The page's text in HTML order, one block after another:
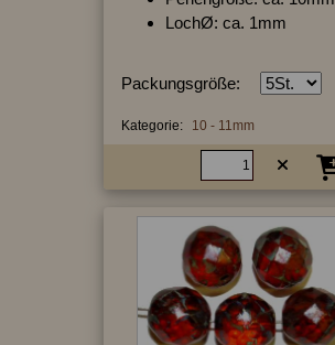
LochØ: ca. 1mm
Packungsgröße:
Kategorie: 10 - 11mm